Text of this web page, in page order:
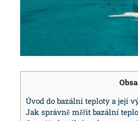
Úvod do bazální teploty a její
Jak správně měřit bazální